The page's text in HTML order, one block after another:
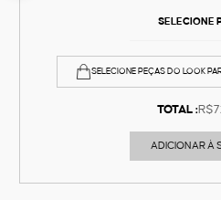
SELECIONE
SELECIONE PEÇAS DO LOOK
TOTAL :
ADICIONAR À